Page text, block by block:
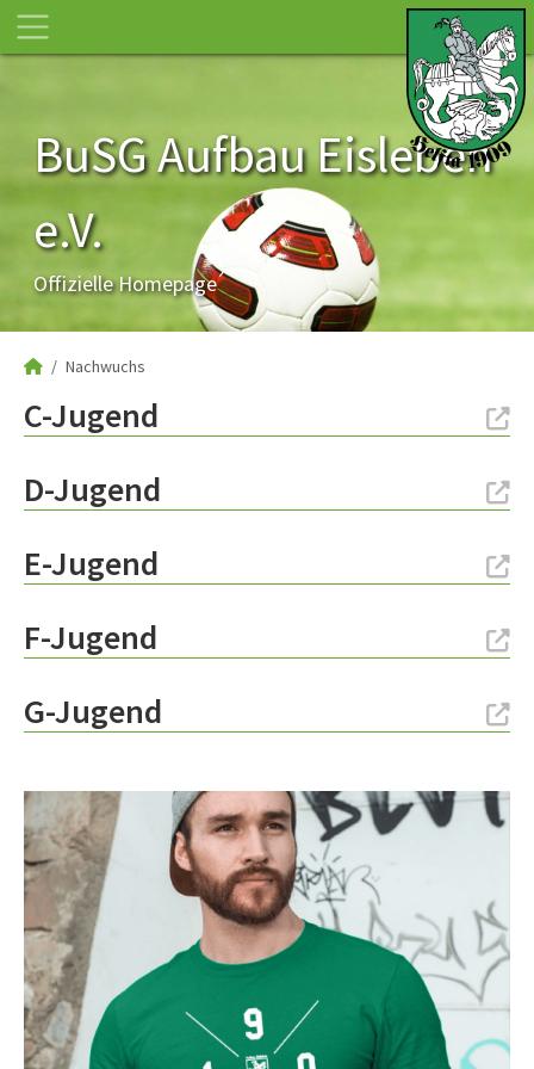
BuSG Aufbau Eisleben
e.V.
Offizielle Homepage
Nachwuchs
C-Jugend
D-Jugend
E-Jugend
F-Jugend
G-Jugend